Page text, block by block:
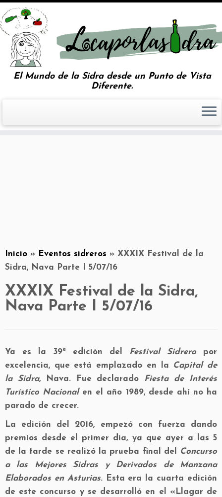
El Mundo de la Sidra desde un Punto de Vista
Diferente.
Inicio » Eventos sidreros » XXXIX Festival de la
Sidra, Nava Parte I 5/07/16
XXXIX Festival de la Sidra,
Nava Parte I 5/07/16
Ya es la 39ª edición del Festival Sidrero por
excelencia, que está emplazado en la
Capital de
la Sidra, Nava. Fue declarado Fiesta de Interés
Turístico Nacional en el año 1989, desde ahí no ha
parado de crecer.
La edición del 2016, empezó con fuerza dando
premios desde el primer día, ya que ayer a las 5
de la tarde se realizó la prueba final del
Concurso
a las Mejores Sidras y Derivados de Manzana
Elaborados en Asturias. Esta era la cuarta edición
de este concurso y se desarrolló en el «Llagar de